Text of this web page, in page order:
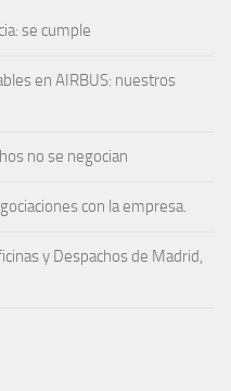
se cumple
en AIRBUS: nuestros
no se negocian
con la empresa.
y Despachos de Madrid,